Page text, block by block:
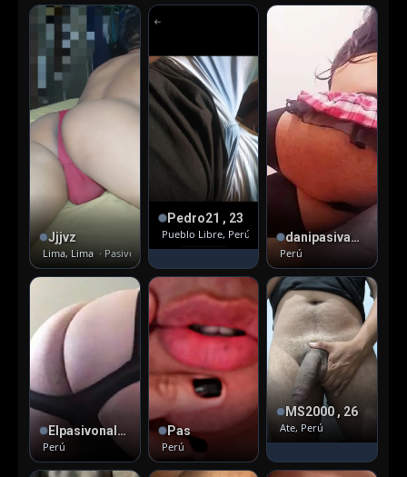
Jjjvz
Lima, Lima · Pasivo
Pedro21 , 23
Pueblo Libre, Perú · Activo danipasivaCloset , 34
Perú
Elpasivonalgon27 , 31
Perú
Pas
Perú
MS2000 , 26
Ate, Perú